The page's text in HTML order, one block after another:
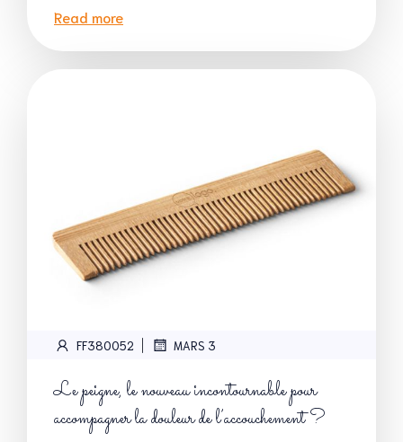
Read more
FF380052 | MARS 3
Le peigne, le nouveau incontournable pour
accompagner la douleur de l’accouchement ?